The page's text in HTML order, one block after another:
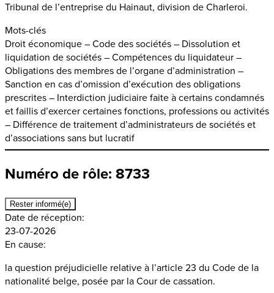
Tribunal de l’entreprise du Hainaut, division de Charleroi.
Mots-clés
Droit économique – Code des sociétés – Dissolution et
liquidation de sociétés – Compétences du liquidateur –
Obligations des membres de l’organe d’administration –
Sanction en cas d’omission d’exécution des obligations
prescrites – Interdiction judiciaire faite à certains condamnés
et faillis d’exercer certaines fonctions, professions ou activités
– Différence de traitement d’administrateurs de sociétés et
d’associations sans but lucratif
Numéro de rôle: 8733
Rester informé(e)
Date de réception:
23-07-2026
En cause:
la question préjudicielle relative à l’article 23 du Code de la
nationalité belge, posée par la Cour de cassation.